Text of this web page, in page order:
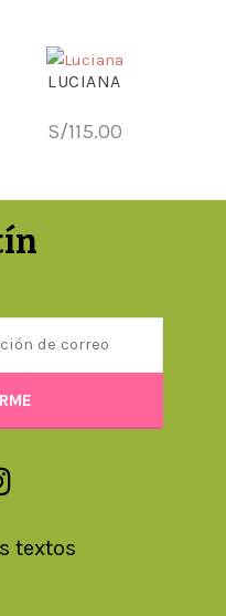
LUCIANA
S/115.00
textos